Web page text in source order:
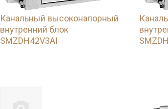
Канальный высоконапорный
внутренний блок
SMZDH42V3AI